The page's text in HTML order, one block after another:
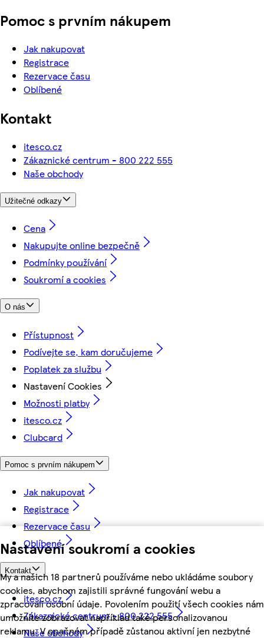
Nastavení soukromí a cookies
My a našich 18 partnerů používáme nebo ukládáme soubory
cookies, abychom zajistili správné fungování webu a
zpracovali osobní údaje. Povolením použití všech cookies nám
umožníte zobrazovat například také personalizovanou
reklamu. V opačném případě zůstanou aktivní jen nezbytné
Pomoc s prvním nákupem
Jak nakupovat
Registrace
Rezervace času
Oblíbené
Kontakt
itesco.cz
Zákaznické centrum - 800 222 555
Naše obchody
Užitečné odkazy
Cena
Nakupujte online bezpečně
Podmínky používání
Soukromí a cookies
O nás
Přístupnost
Podívejte se, kam doručujeme
Poplatek za službu
Nastavení Cookies
Možnosti platby
itesco.cz
Clubcard
Pomoc s prvním nákupem
Jak nakupovat
Registrace
Rezervace času
Oblíbené
Kontakt
itesco.cz
Zákaznické centrum - 800 222 555
Naše obchody